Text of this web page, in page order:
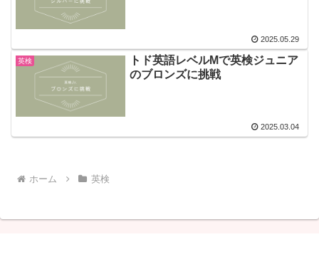
2025.05.29
英検
トド英語レベルMで英検ジュニア
のブロンズに挑戦
2025.03.04
ホーム 英検